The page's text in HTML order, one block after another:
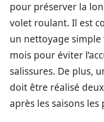
pour préserver la
volet roulant. Il est
un nettoyage
mois pour éviter
salissures. De plus,
doit être réalisé
après les saisons